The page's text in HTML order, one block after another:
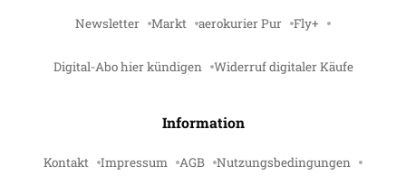
Newsletter Markt aerokurier Pur Fly+
Digital-Abo hier kündigen Widerruf digitaler Käufe
Information
Kontakt Impressum AGB Nutzungsbedingungen